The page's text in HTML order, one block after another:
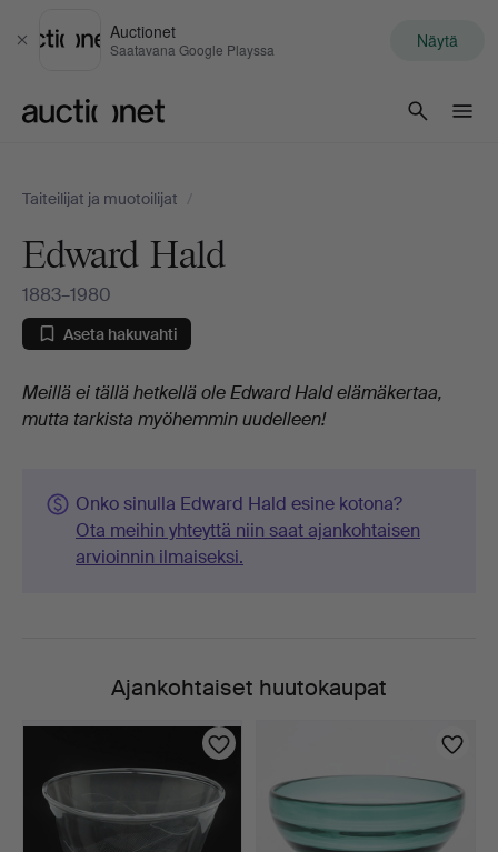
Sulje
Auctionet
Saatavana Google Playssa Näytä
Taiteilijat ja muotoilijat /
Edward Hald
1883–1980
Aseta hakuvahti
Elämäkerta
Meillä ei tällä hetkellä ole Edward Hald elämäkertaa,
mutta tarkista myöhemmin uudelleen!
Onko sinulla Edward Hald esine kotona?
Ota meihin yhteyttä niin saat ajankohtaisen
arvioinnin ilmaiseksi.
Ajankohtaiset huutokaupat